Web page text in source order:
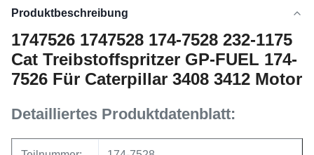
Produktbeschreibung
1747526 1747528 174-7528 232-1175
Cat Treibstoffspritzer GP-FUEL 174-
7526 Für Caterpillar 3408 3412 Motor
Detailliertes Produktdatenblatt: